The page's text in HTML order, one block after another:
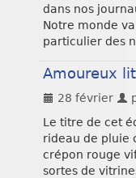
dans nos
Notre monde
particulier des
Amoureux
28 février
Le titre de cet
rideau de pluie
crépon rouge
sortes de